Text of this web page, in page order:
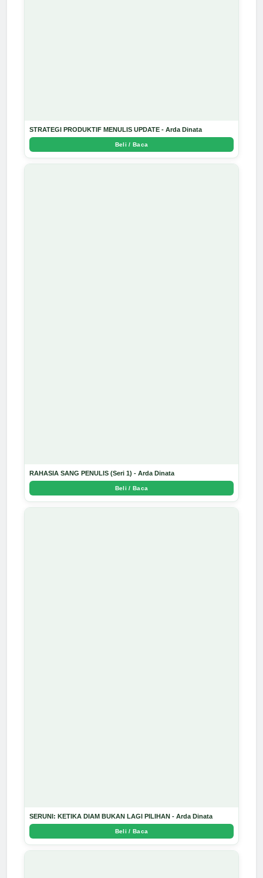
STRATEGI PRODUKTIF MENULIS UPDATE - Arda Dinata
Beli / Baca
RAHASIA SANG PENULIS (Seri 1) - Arda Dinata
Beli / Baca
SERUNI: KETIKA DIAM BUKAN LAGI PILIHAN - Arda Dinata
Beli / Baca